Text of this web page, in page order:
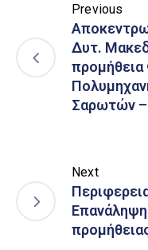
Previous
Δυτ.
Σαρωτών
Next
Επανάληψη